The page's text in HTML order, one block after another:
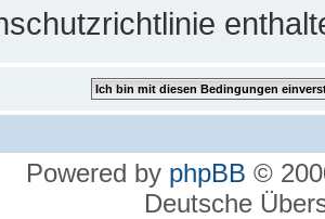
Powered by phpBB ©
Deutsche